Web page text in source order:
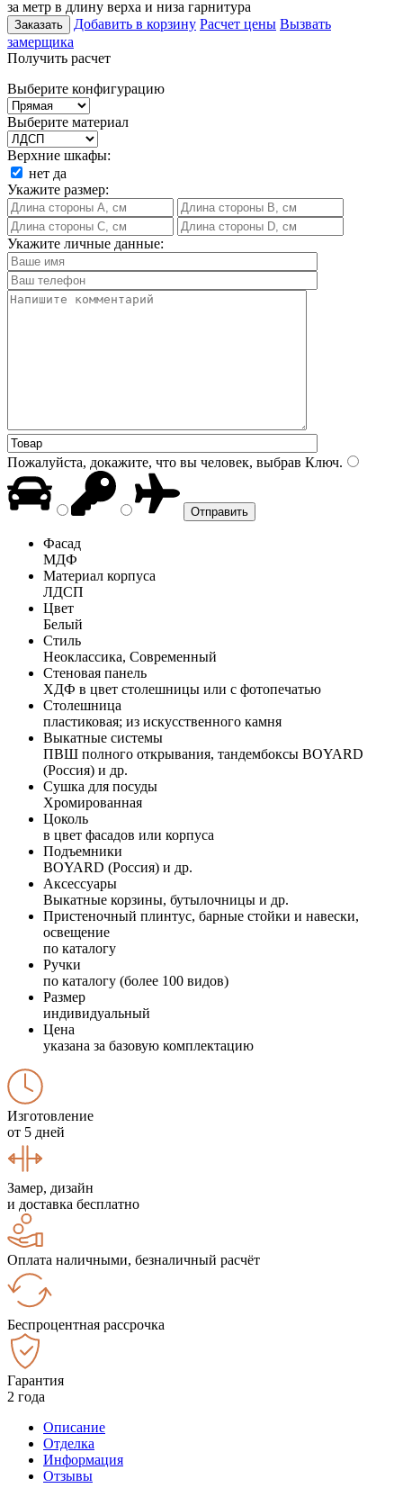
за метр в длину верха и низа гарнитура
Заказать Добавить в корзину Расчет цены Вызвать
замерщика
Получить расчет
Выберите конфигурацию
Выберите материал
Верхние шкафы:
нет да
Укажите размер:
Укажите личные данные:
Пожалуйста, докажите, что вы человек, выбрав Ключ.
Фасад
МДФ
Материал корпуса
ЛДСП
Цвет
Белый
Стиль
Неоклассика, Современный
Стеновая панель
ХДФ в цвет столешницы или с фотопечатью
Столешница
пластиковая; из искусственного камня
Выкатные системы
ПВШ полного открывания, тандембоксы BOYARD
(Россия) и др.
Сушка для посуды
Хромированная
Цоколь
в цвет фасадов или корпуса
Подъемники
BOYARD (Россия) и др.
Аксессуары
Выкатные корзины, бутылочницы и др.
Пристеночный плинтус, барные стойки и навески,
освещение
по каталогу
Ручки
по каталогу (более 100 видов)
Размер
индивидуальный
Цена
указана за базовую комплектацию
Изготовление
от 5 дней
Замер, дизайн
и доставка бесплатно
Оплата наличными, безналичный расчёт
Беспроцентная рассрочка
Гарантия
2 года
Описание
Отделка
Информация
Отзывы